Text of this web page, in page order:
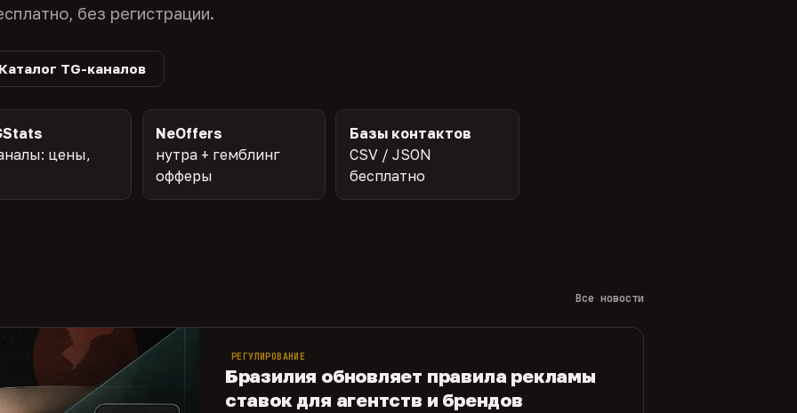
без регистрации.
TG-каналов
цены,
NeOffers
нутра + гемблинг
офферы
Базы контактов
CSV / JSON
бесплатно
Все новости
РЕГУЛИРОВАНИЕ
Бразилия обновляет правила рекламы
ставок для агентств и брендов